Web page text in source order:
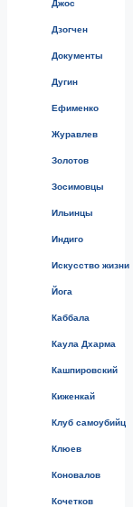
Джос
Дзогчен
Документы
Дугин
Ефименко
Журавлев
Золотов
Зосимовцы
Ильинцы
Индиго
Искусство жизни
Йога
Каббала
Каула Дхарма
Кашпировский
Киженкай
Клуб самоубийц
Клюев
Коновалов
Кочетков